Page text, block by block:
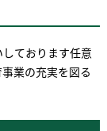
ております任意
業の充実を図る